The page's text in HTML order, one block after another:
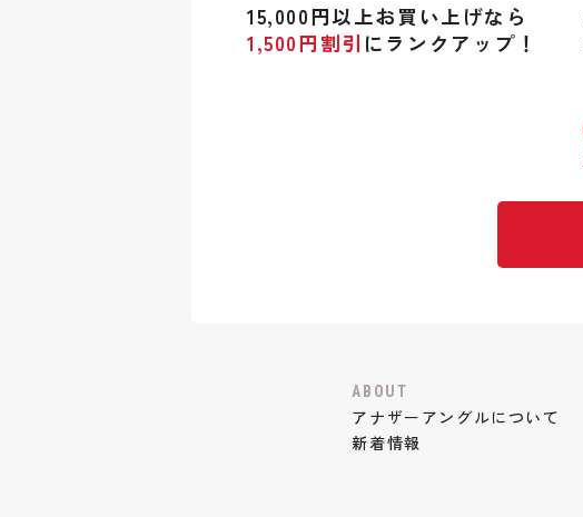
15,000円以上お買い上げなら
1,500円割引 にランクアップ！
ABOUT
アナザーアングルについて
新着情報